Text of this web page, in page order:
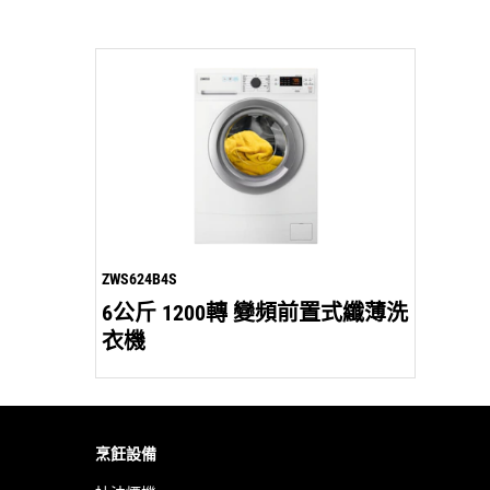
ZWS624B4S
6公斤 1200轉 變頻前置式纖薄洗
衣機
烹飪設備